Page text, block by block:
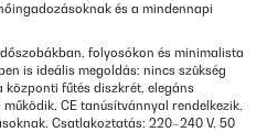
és a mindennapi
folyosókon és minimalista
is ideális megoldás: nincs szükség
fűtés diszkrét, elegáns
CE tanúsítvánnyal rendelkezik,
Csatlakoztatás: 220–240 V, 50